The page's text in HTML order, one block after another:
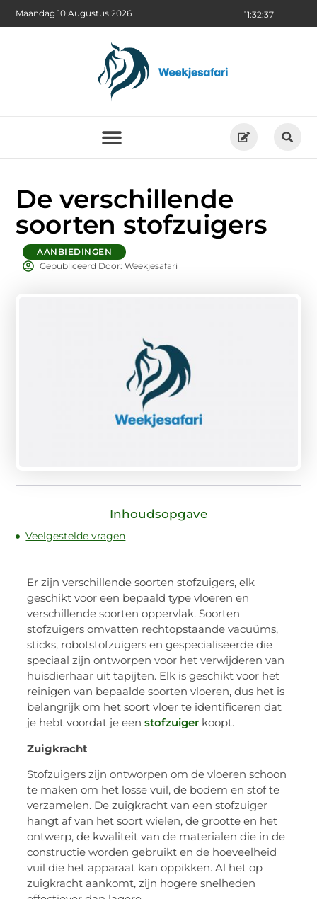
11:32:38
Maandag 10 Augustus 2026
De verschillende
soorten stofzuigers
AANBIEDINGEN
Gepubliceerd Door: Weekjesafari
Inhoudsopgave
Veelgestelde vragen
Er zijn verschillende soorten stofzuigers, elk
geschikt voor een bepaald type vloeren en
verschillende soorten oppervlak. Soorten
stofzuigers omvatten rechtopstaande vacuüms,
sticks, robotstofzuigers en gespecialiseerde die
speciaal zijn ontworpen voor het verwijderen van
huisdierhaar uit tapijten. Elk is geschikt voor het
reinigen van bepaalde soorten vloeren, dus het is
belangrijk om het soort vloer te identificeren dat
je hebt voordat je eenstofzuiger koopt.
Zuigkracht
Stofzuigers zijn ontworpen om de vloeren schoon
te maken om het losse vuil, de bodem en stof te
verzamelen. De zuigkracht van een stofzuiger
hangt af van het soort wielen, de grootte en het
ontwerp, de kwaliteit van de materialen die in de
constructie worden gebruikt en de hoeveelheid
vuil die het apparaat kan oppikken. Al het op
zuigkracht aankomt, zijn hogere snelheden